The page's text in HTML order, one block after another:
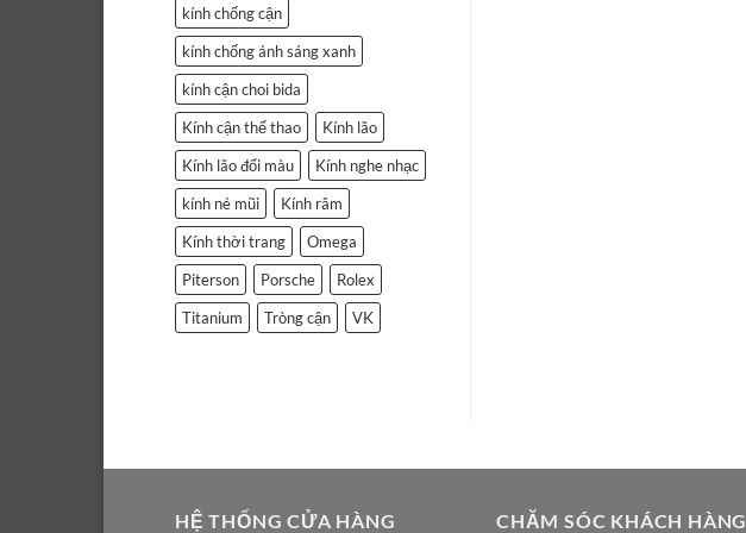
kính chống cận
kính chống ánh sáng xanh
kính cận choi bida
Kính cận thể thao
Kính lão
Kính lão đổi màu
Kính nghe nhạc
kính né mũi
Kính râm
Kính thời trang
Omega
Piterson
Porsche
Rolex
Titanium
Tròng cận VK
HỆ THỐNG CỬA HÀNG CHĂM SÓC KHÁCH HÀNG